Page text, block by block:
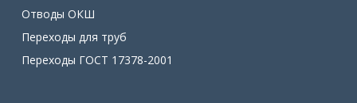
Отводы ОКШ
Переходы для труб
Переходы ГОСТ 17378-2001